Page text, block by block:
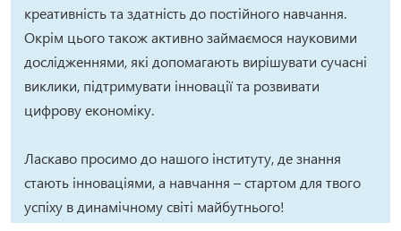
креативність та здатність до постійного навчання.
Окрім цього також активно займаємося науковими
дослідженнями, які допомагають вирішувати сучасні
виклики, підтримувати інновації та розвивати
цифрову економіку.
Ласкаво просимо до нашого інституту, де знання
стають інноваціями, а навчання – стартом для твого
успіху в динамічному світі майбутнього!